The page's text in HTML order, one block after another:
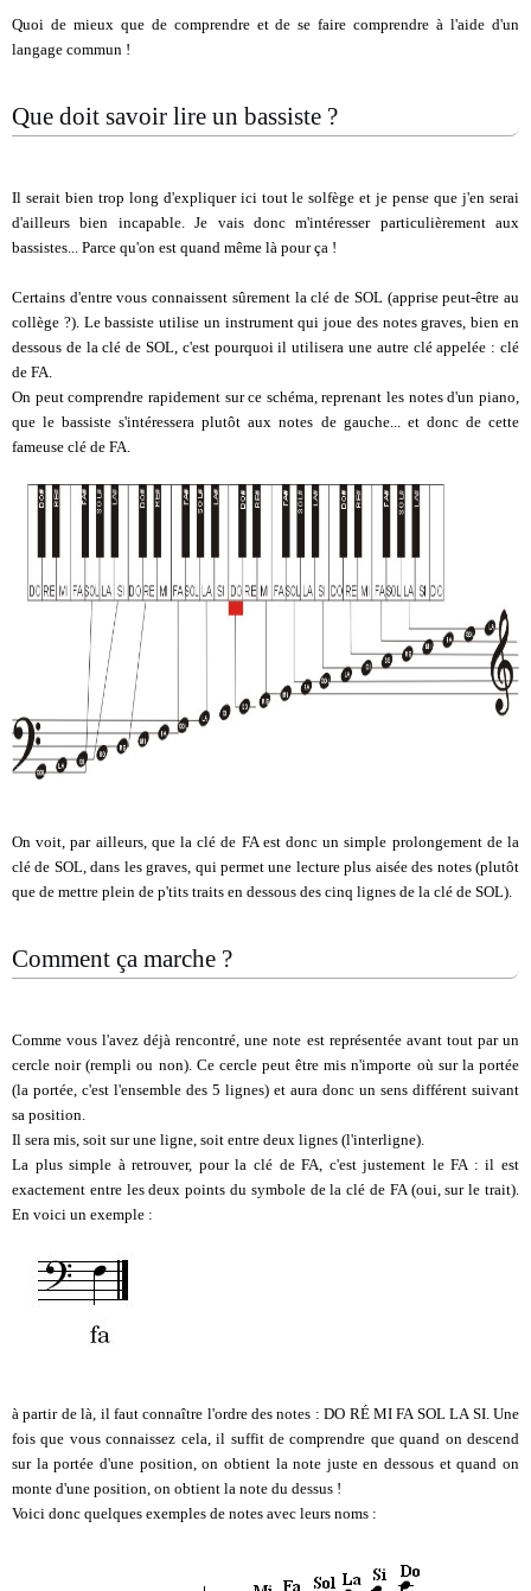
Quoi de mieux que de comprendre et de se faire comprendre à l'aide d'un
langage commun !
Que doit savoir lire un bassiste ?
Il serait bien trop long d'expliquer ici tout le solfège et je pense que j'en serai
d'ailleurs bien incapable. Je vais donc m'intéresser particulièrement aux
bassistes... Parce qu'on est quand même là pour ça !
Certains d'entre vous connaissent sûrement la clé de SOL (apprise peut-être au
collège ?). Le bassiste utilise un instrument qui joue des notes graves, bien en
dessous de la clé de SOL, c'est pourquoi il utilisera une autre clé appelée : clé
de FA.
On peut comprendre rapidement sur ce schéma, reprenant les notes d'un piano,
que le bassiste s'intéressera plutôt aux notes de gauche... et donc de cette
fameuse clé de FA.
On voit, par ailleurs, que la clé de FA est donc un simple prolongement de la
clé de SOL, dans les graves, qui permet une lecture plus aisée des notes (plutôt
que de mettre plein de p'tits traits en dessous des cinq lignes de la clé de SOL).
Comment ça marche ?
Comme vous l'avez déjà rencontré, une note est représentée avant tout par un
cercle noir (rempli ou non). Ce cercle peut être mis n'importe où sur la portée
(la portée, c'est l'ensemble des 5 lignes) et aura donc un sens différent suivant
sa position.
Il sera mis, soit sur une ligne, soit entre deux lignes (l'interligne).
La plus simple à retrouver, pour la clé de FA, c'est justement le FA : il est
exactement entre les deux points du symbole de la clé de FA (oui, sur le trait).
En voici un exemple :
à partir de là, il faut connaître l'ordre des notes : DO RÉ MI FA SOL LA SI. Une
fois que vous connaissez cela, il suffit de comprendre que quand on descend
sur la portée d'une position, on obtient la note juste en dessous et quand on
monte d'une position, on obtient la note du dessus !
Voici donc quelques exemples de notes avec leurs noms :